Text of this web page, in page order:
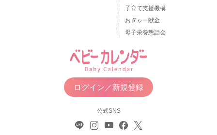
子育て支援機構
おぎゃー献金
母子栄養懇話会
ログイン／新規登録
公式SNS